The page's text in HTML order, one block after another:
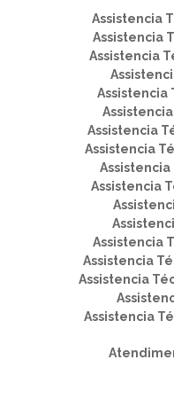
Assistencia
Assistencia
Assistencia
Assistencia
Assistencia
Assistencia
Assistencia
Assistencia
Assistencia
Assistencia
Assistencia
Assistencia